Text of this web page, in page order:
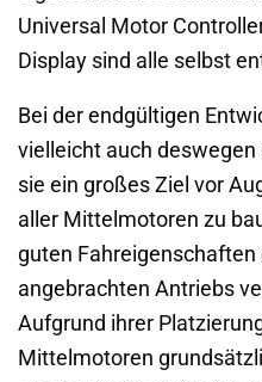
Universal Motor
Display sind alle selbst
Bei der endgültigen
vielleicht auch deswegen
sie ein großes Ziel vor
aller Mittelmotoren zu
guten
angebrachten Antriebs
Aufgrund ihrer
Mittelmotoren